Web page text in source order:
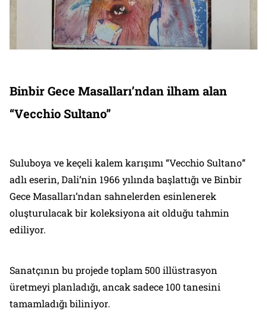
Binbir Gece Masalları’ndan ilham alan
“Vecchio Sultano”
Suluboya ve keçeli kalem karışımı “Vecchio Sultano”
adlı eserin, Dali’nin 1966 yılında başlattığı ve Binbir
Gece Masalları’ndan sahnelerden esinlenerek
oluşturulacak bir koleksiyona ait olduğu tahmin
ediliyor.
Sanatçının bu projede toplam 500 illüstrasyon
üretmeyi planladığı, ancak sadece 100 tanesini
tamamladığı biliniyor.